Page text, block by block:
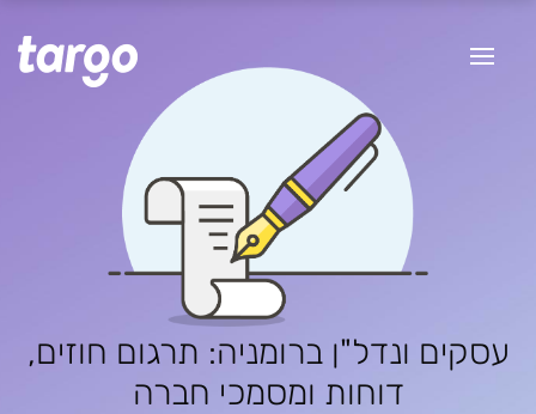
עסקים ונדל"ן ברומניה: תרגום חוזים,
דוחות ומסמכי חברה